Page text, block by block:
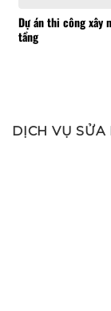
Dự án thi công xây
tầng
DỊCH VỤ SỬA